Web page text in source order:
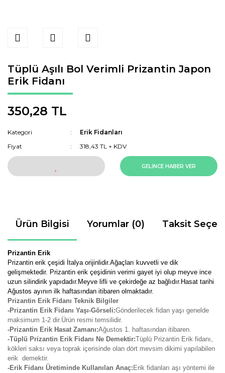
Tüplü Aşılı Bol Verimli Prizantin Japon
Erik Fidanı
350,28 TL
Kategori
Erik Fidanları
Fiyat
318,43 TL + KDV
GELİNCE HABER VER
Ürün Bilgisi Yorumlar (0) Taksit
Prizantin Erik
Prizantin erik çeşidi İtalya orijinlidir.Ağaçları kuvvetli ve dik
gelişmektedir. Prizantin erik çeşidinin verimi gayet iyi olup meyve ince
uzun silindirik yapıdadır.Meyve lifli ve çekirdeğe az bağlıdır.Hasat tarihi
Ağustos ayının ilk haftasından itibaren olmaktadır.
Prizantin Erik Fidanı Teknik Bilgiler
-Prizantin Erik Fidanı Yaşı-Görseli:Gönderilecek fidan yaşı genelde
maksimum 1-2 dir.Ürün resmi temsilidir.
-Prizantin Erik Hasat Zamanı:Ağustos 1. haftasından itibaren.
-Tüplü Prizantin Erik Fidanı Ne Demektir:Tüplü Prizantin Erik fidanı,
kökleri saksı veya toprak içerisinde olan dört mevsim dikimi yapılabilen
erik demektir.
-Erik Fidanı Üretiminde Kullanılan Anaç: Erik fidanları aşı yöntemi ile